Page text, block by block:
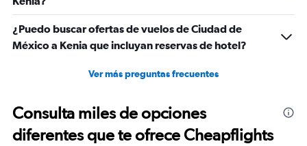
¿Puedo buscar ofertas de vuelos de Ciudad de
México a Kenia que incluyan reservas de hotel?
Ver más preguntas frecuentes
Consulta miles de opciones
diferentes que te ofrece Cheapflights